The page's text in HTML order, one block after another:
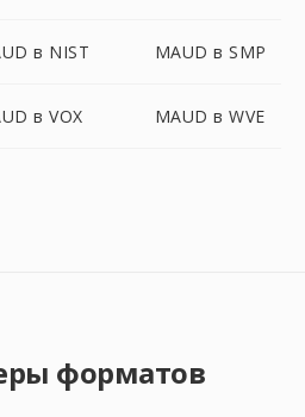
в NIST MAUD в SMP
в VOX MAUD в WVE
форматов